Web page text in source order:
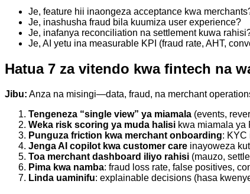
Je, feature hii inaongeza acceptance kwa
Je, inashusha fraud bila kuumiza user experience?
Je, inafanya reconciliation na settlement kuwa
Je, AI yetu ina measurable KPI (fraud rate, AHT,
Hatua 7 za vitendo kwa fintech na
Jibu: Anza na misingi—data, fraud, na merchant
Tengeneza “single view” ya miamala (events,
Weka risk scoring ya muda halisi kwa miamala ya
Punguza friction kwa merchant onboarding: KYC
Jenga AI copilot kwa customer care inayoweza
Toa merchant dashboard iliyo rahisi (mauzo,
Pima kwa namba: fraud loss rate, false positives,
Linda uaminifu: explainable decisions (hasa